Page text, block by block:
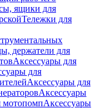
ящики для
Тележки для
держатели для
Аксессуары для
для
Аксессуары для
Аксессуары
мотопомпАксессуары